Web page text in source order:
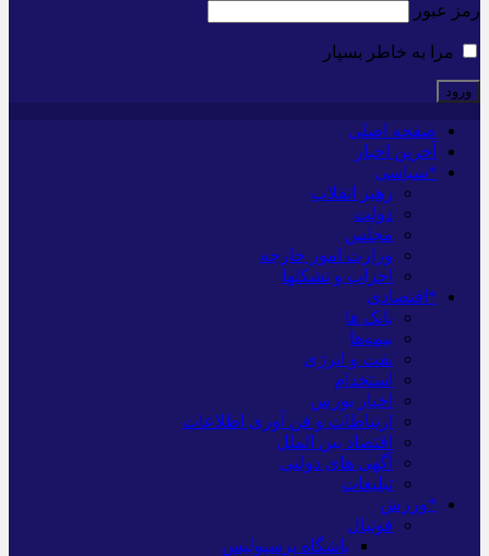
رمز عبور
مرا به خاطر بسپار
صفحه اصلی
آخرین اخبار
*سیاسی
رهبر انقلاب
دولت
مجلس
وزارت امور خارجه
احزاب و تشکلها
*اقتصادی
بانک ها
بیمه‌ها
نفت و انرژی
استخدام
اخبار بورس
ارتباطات و فن آوری اطلاعات
اقتصاد بین الملل
آگهی های دولتی
تبلیغات
*ورزش
فوتبال
باشگاه پرسپولیس